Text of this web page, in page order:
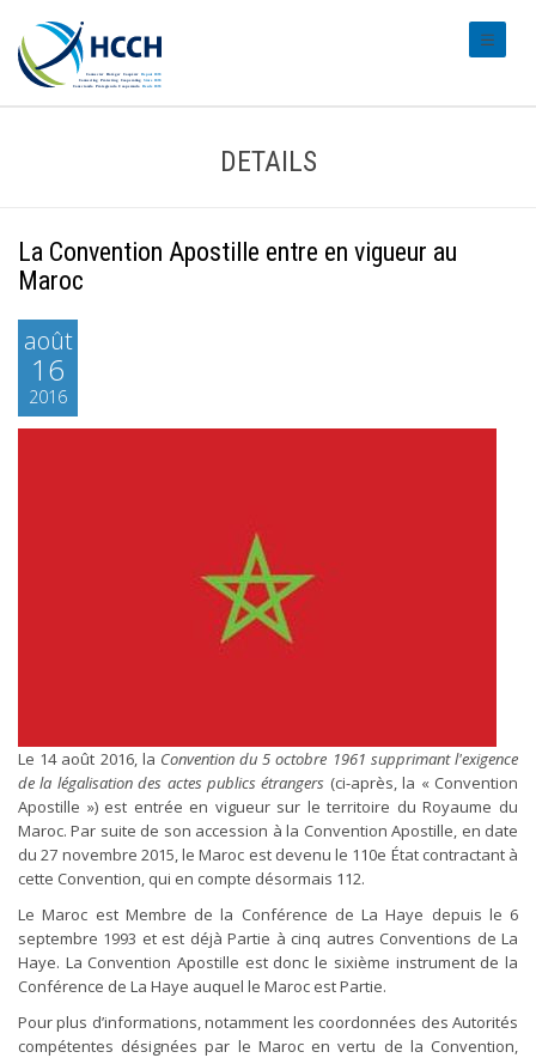
DETAILS
La Convention Apostille entre en vigueur au
Maroc
août
16
2016
Le 14 août 2016, la Convention du 5 octobre 1961 supprimant l'exigence
de la légalisation des actes publics étrangers (ci-après, la « Convention
Apostille ») est entrée en vigueur sur le territoire du Royaume du
Maroc. Par suite de son accession à la Convention Apostille, en date
du 27 novembre 2015, le Maroc est devenu le 110e État contractant à
cette Convention, qui en compte désormais 112.
Le Maroc est Membre de la Conférence de La Haye depuis le 6
septembre 1993 et est déjà Partie à cinq autres Conventions de La
Haye. La Convention Apostille est donc le sixième instrument de la
Conférence de La Haye auquel le Maroc est Partie.
Pour plus d’informations, notamment les coordonnées des Autorités
compétentes désignées par le Maroc en vertu de la Convention,